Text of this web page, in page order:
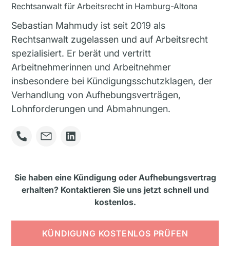
Rechtsanwalt für Arbeitsrecht in Hamburg-Altona
Sebastian Mahmudy ist seit 2019 als
Rechtsanwalt zugelassen und auf Arbeitsrecht
spezialisiert. Er berät und vertritt
Arbeitnehmerinnen und Arbeitnehmer
insbesondere bei Kündigungsschutzklagen, der
Verhandlung von Aufhebungsverträgen,
Lohnforderungen und Abmahnungen.
Sie haben eine Kündigung oder Aufhebungsvertrag
erhalten? Kontaktieren Sie uns jetzt schnell und
kostenlos.
KÜNDIGUNG KOSTENLOS PRÜFEN